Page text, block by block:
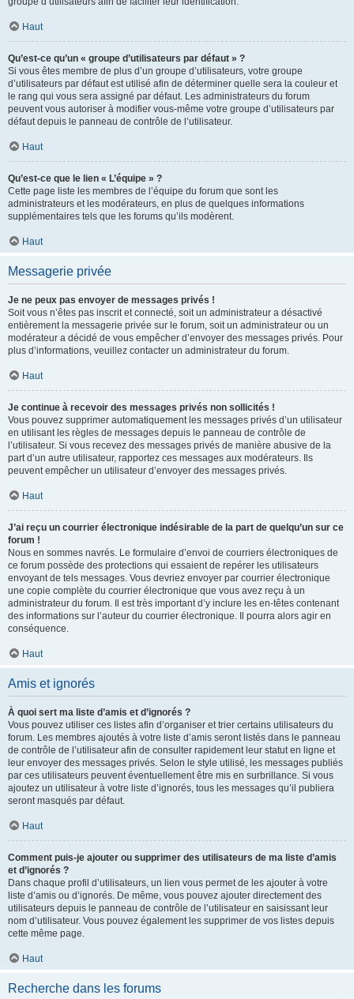
Haut
Qu’est-ce qu’un « groupe d’utilisateurs par défaut » ?
Si vous êtes membre de plus d’un groupe d’utilisateurs, votre groupe
d’utilisateurs par défaut est utilisé afin de déterminer quelle sera la couleur et
le rang qui vous sera assigné par défaut. Les administrateurs du forum
peuvent vous autoriser à modifier vous-même votre groupe d’utilisateurs par
défaut depuis le panneau de contrôle de l’utilisateur.
Haut
Qu’est-ce que le lien « L’équipe » ?
Cette page liste les membres de l’équipe du forum que sont les
administrateurs et les modérateurs, en plus de quelques informations
supplémentaires tels que les forums qu’ils modèrent.
Haut
Messagerie privée
Je ne peux pas envoyer de messages privés !
Soit vous n’êtes pas inscrit et connecté, soit un administrateur a désactivé
entièrement la messagerie privée sur le forum, soit un administrateur ou un
modérateur a décidé de vous empêcher d’envoyer des messages privés. Pour
plus d’informations, veuillez contacter un administrateur du forum.
Haut
Je continue à recevoir des messages privés non sollicités !
Vous pouvez supprimer automatiquement les messages privés d’un utilisateur
en utilisant les règles de messages depuis le panneau de contrôle de
l’utilisateur. Si vous recevez des messages privés de manière abusive de la
part d’un autre utilisateur, rapportez ces messages aux modérateurs. Ils
peuvent empêcher un utilisateur d’envoyer des messages privés.
Haut
J’ai reçu un courrier électronique indésirable de la part de quelqu’un sur ce
forum !
Nous en sommes navrés. Le formulaire d’envoi de courriers électroniques de
ce forum possède des protections qui essaient de repérer les utilisateurs
envoyant de tels messages. Vous devriez envoyer par courrier électronique
une copie complète du courrier électronique que vous avez reçu à un
administrateur du forum. Il est très important d’y inclure les en-têtes contenant
des informations sur l’auteur du courrier électronique. Il pourra alors agir en
conséquence.
Haut
Amis et ignorés
À quoi sert ma liste d’amis et d’ignorés ?
Vous pouvez utiliser ces listes afin d’organiser et trier certains utilisateurs du
forum. Les membres ajoutés à votre liste d’amis seront listés dans le panneau
de contrôle de l’utilisateur afin de consulter rapidement leur statut en ligne et
leur envoyer des messages privés. Selon le style utilisé, les messages publiés
par ces utilisateurs peuvent éventuellement être mis en surbrillance. Si vous
ajoutez un utilisateur à votre liste d’ignorés, tous les messages qu’il publiera
seront masqués par défaut.
Haut
Comment puis-je ajouter ou supprimer des utilisateurs de ma liste d’amis
et d’ignorés ?
Dans chaque profil d’utilisateurs, un lien vous permet de les ajouter à votre
liste d’amis ou d’ignorés. De même, vous pouvez ajouter directement des
utilisateurs depuis le panneau de contrôle de l’utilisateur en saisissant leur
nom d’utilisateur. Vous pouvez également les supprimer de vos listes depuis
cette même page.
Haut
Recherche dans les forums